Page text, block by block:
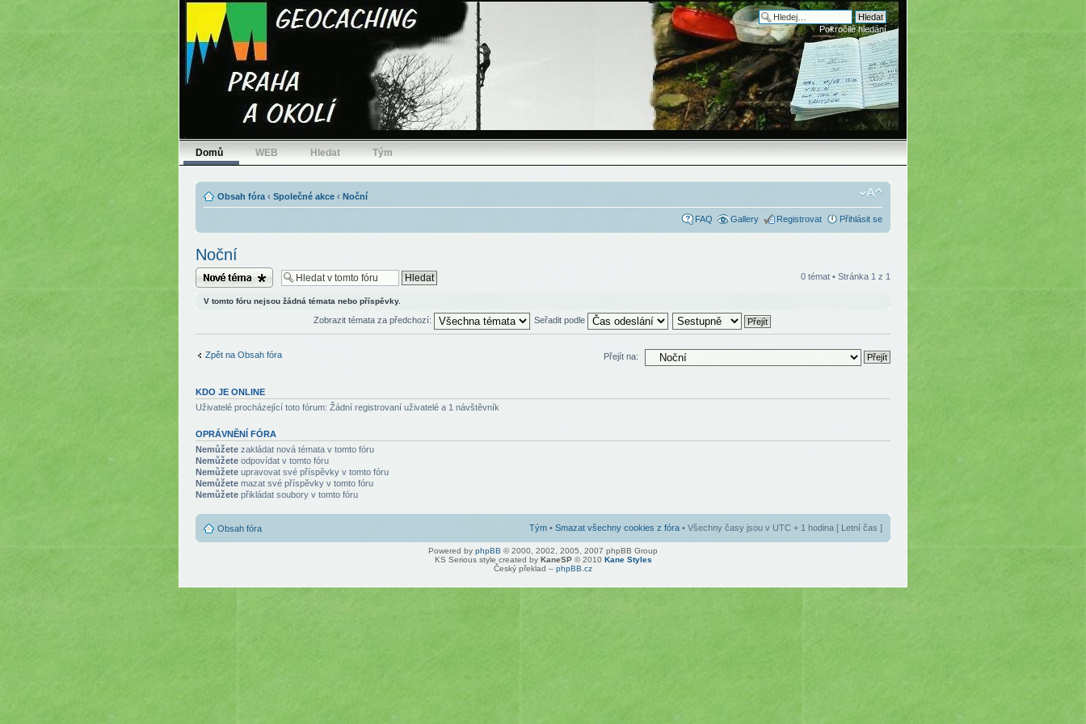
Pokročilé hledání
Domů WEB Hledat Tým
Obsah fóra ‹ Společné akce ‹ Noční
FAQ Gallery Registrovat Přihlásit se
Noční
Odeslat nové téma 0 témat • Stránka 1 z 1
V tomto fóru nejsou žádná témata nebo příspěvky.
Zobrazit témata za předchozí: Seřadit podle
Zpět na Obsah fóra Přejít na:
KDO JE ONLINE
Uživatelé procházející toto fórum: Žádní registrovaní uživatelé a 1 návštěvník
OPRÁVNĚNÍ FÓRA
Nemůžete zakládat nová témata v tomto fóru
Nemůžete odpovídat v tomto fóru
Nemůžete upravovat své příspěvky v tomto fóru
Nemůžete mazat své příspěvky v tomto fóru
Nemůžete přikládat soubory v tomto fóru
Obsah fóra Tým • Smazat všechny cookies z fóra • Všechny časy jsou v UTC + 1 hodina [ Letní čas ]
Powered by phpBB © 2000, 2002, 2005, 2007 phpBB Group
KS Serious style created by KaneSP© 2010 Kane Styles
Český překlad – phpBB.cz